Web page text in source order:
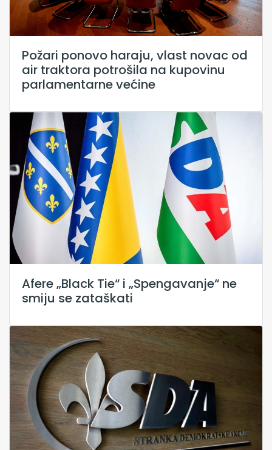
Požari ponovo haraju, vlast novac od
air traktora potrošila na kupovinu
parlamentarne većine
Afere „Black Tie“ i „Spengavanje“ ne
smiju se zataškati